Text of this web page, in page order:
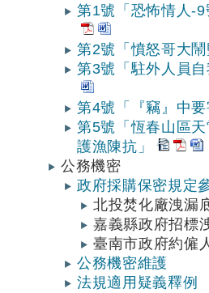
第1號「恐怖情人-9
第2號「憤怒哥大鬧
第3號「駐外人員自
第4號「『竊』中要
第5號「恆春山區
護漁陳抗」
公務機密
政府採購保密規定
北投焚化廠洩漏
嘉義縣政府招標
臺南市政府約僱
公務機密維護
法規適用疑義釋例